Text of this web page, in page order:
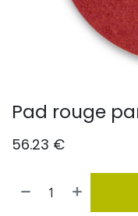
Pad rouge
56.23 €